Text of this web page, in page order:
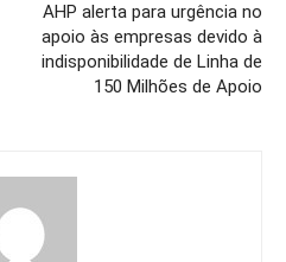
AHP alerta para urgência no
apoio às empresas devido à
indisponibilidade de Linha de
150 Milhões de Apoio